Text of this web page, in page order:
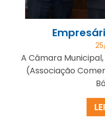
A Câmara
(Associação